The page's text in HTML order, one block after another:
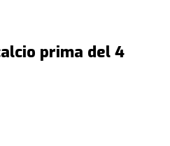
prima del 4